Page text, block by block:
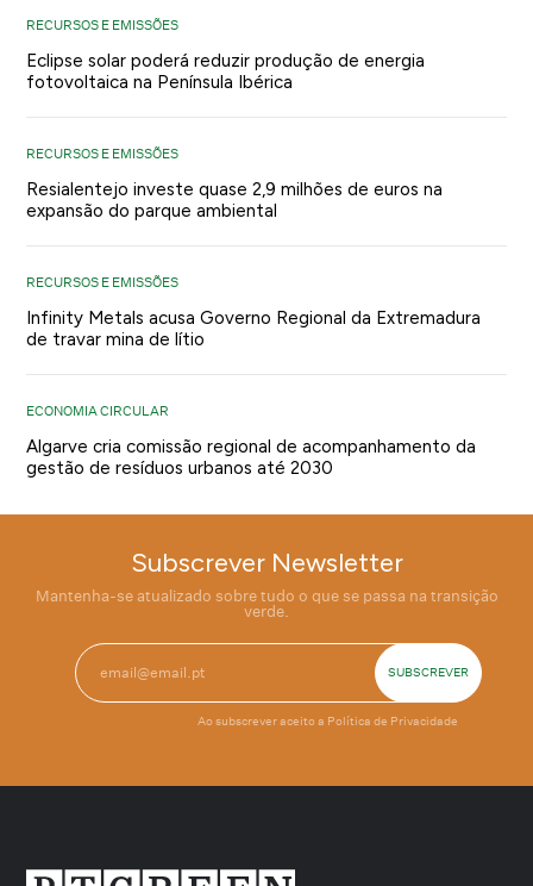
RECURSOS E EMISSÕES
Eclipse solar poderá reduzir produção de energia
fotovoltaica na Península Ibérica
RECURSOS E EMISSÕES
Resialentejo investe quase 2,9 milhões de euros na
expansão do parque ambiental
RECURSOS E EMISSÕES
Infinity Metals acusa Governo Regional da Extremadura
de travar mina de lítio
ECONOMIA CIRCULAR
Algarve cria comissão regional de acompanhamento da
gestão de resíduos urbanos até 2030
Subscrever Newsletter
Mantenha-se atualizado sobre tudo o que se passa na transição
verde.
Ao subscrever aceito a Política de Privacidade